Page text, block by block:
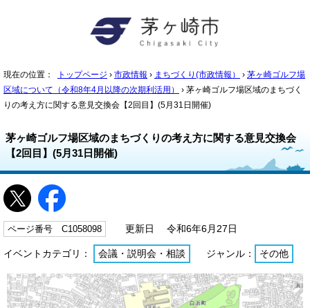
現在の位置： トップページ › 市政情報 › まちづくり(市政情報） › 茅ヶ崎ゴルフ場
区域について（令和8年4月以降の次期利活用）
› 茅ヶ崎ゴルフ場区域のまちづく
りの考え方に関する意見交換会【2回目】(5月31日開催)
茅ヶ崎ゴルフ場区域のまちづくりの考え方に関する意見交換会
【2回目】(5月31日開催)
ページ番号 C1058098 更新日 令和6年6月27日
イベントカテゴリ： 会議・説明会・相談 ジャンル： その他